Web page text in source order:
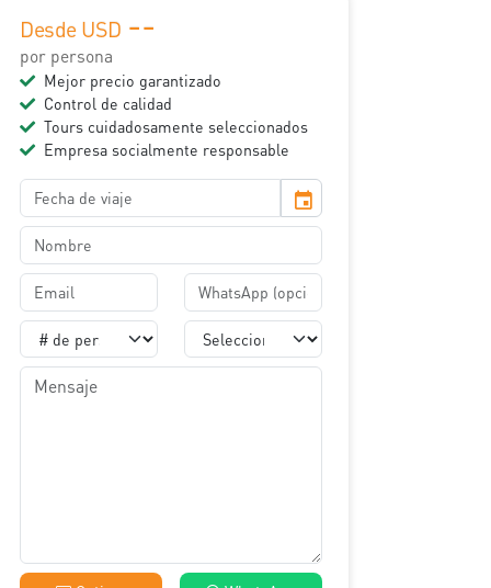
Desde USD --
por persona
Mejor precio garantizado
Control de calidad
Tours cuidadosamente seleccionados
Empresa socialmente responsable
event